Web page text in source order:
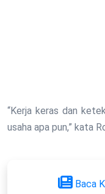
“Kerja keras dan
usaha apa pun,” kata
Baca